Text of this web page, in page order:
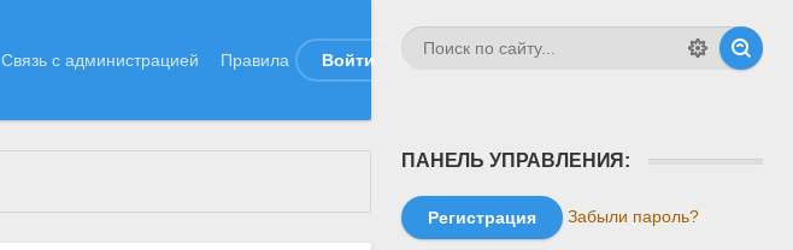
Связь с администрацией Правила Войти
ПАНЕЛЬ УПРАВЛЕНИЯ:
Регистрация Забыли пароль?